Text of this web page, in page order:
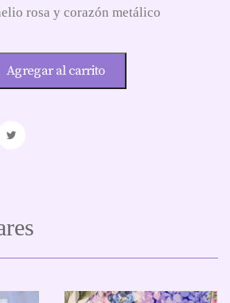
rosa y corazón metálico
Agregar al carrito